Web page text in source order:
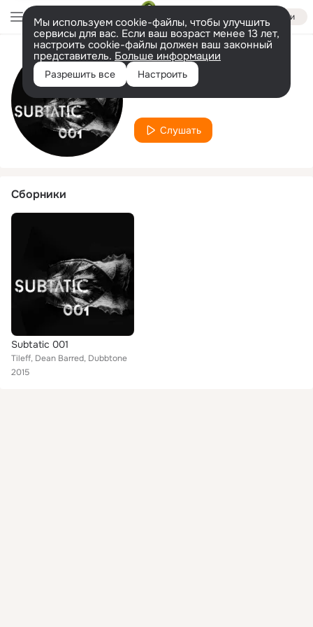
Войти
Мы используем cookie-файлы, чтобы улучшить
сервисы для вас. Если ваш возраст менее 13 лет,
настроить cookie-файлы должен ваш законный
представитель. Больше информации
Разрешить все Настроить
Исполнитель
Dubbtone
Слушать
Сборники
Subtatic 001
Tileff, Dean Barred, Dubbtone
2015